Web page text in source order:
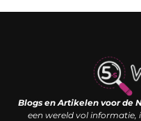
Blogs en Artikelen voor de
een wereld vol informatie,